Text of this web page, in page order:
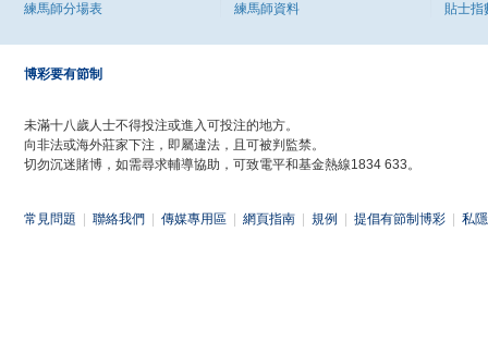
練馬師分場表
練馬師資料
貼士指
博彩要有節制
未滿十八歲人士不得投注或進入可投注的地方。
向非法或海外莊家下注，即屬違法，且可被判監禁。
切勿沉迷賭博，如需尋求輔導協助，可致電平和基金熱線1834 633。
常見問題 聯絡我們 傳媒專用區 網頁指南 規例 提倡有節制博彩 私